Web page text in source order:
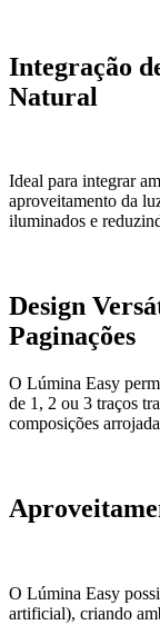
Integração
Natural
Ideal para integrar
aproveitamento da
iluminados e
Design
Paginações
O Lúmina Easy
de 1, 2 ou 3 traços
composições
O Lúmina Easy
artificial), criando